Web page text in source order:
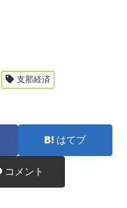
支那経済
はてブ
コメント